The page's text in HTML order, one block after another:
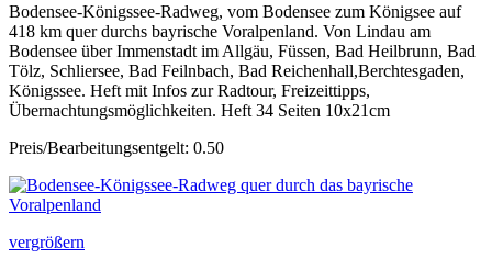
Bodensee-Königssee-Radweg, vom Bodensee zum Königsee auf
418 km quer durchs bayrische Voralpenland. Von Lindau am
Bodensee über Immenstadt im Allgäu, Füssen, Bad Heilbrunn, Bad
Tölz, Schliersee, Bad Feilnbach, Bad Reichenhall,Berchtesgaden,
Königssee. Heft mit Infos zur Radtour, Freizeittipps,
Übernachtungsmöglichkeiten. Heft 34 Seiten 10x21cm
Preis/Bearbeitungsentgelt: 0.50
vergrößern